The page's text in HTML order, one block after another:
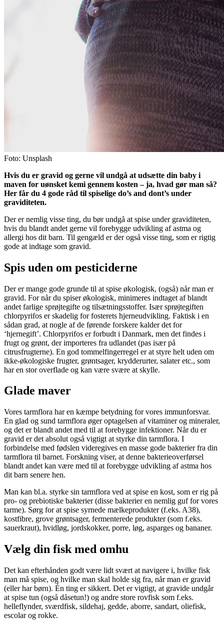
Foto: Unsplash
Hvis du er gravid og gerne vil undgå at udsætte din baby i
maven for uønsket kemi gennem kosten – ja, hvad gør man så?
Her får du 4 gode råd til spiselige do’s and dont’s under
graviditeten.
Der er nemlig visse ting, du bør undgå at spise under graviditeten,
hvis du blandt andet gerne vil forebygge udvikling af astma og
allergi hos dit barn. Til gengæld er der også visse ting, som er rigtig
gode at indtage som gravid.
Spis uden om pesticiderne
Der er mange gode grunde til at spise økologisk, (også) når man er
gravid. For når du spiser økologisk, minimeres indtaget af blandt
andet farlige sprøjtegifte og tilsætningsstoffer. Især sprøjtegiften
chlorpyrifos er skadelig for fosterets hjerneudvikling. Faktisk i en
sådan grad, at nogle af de førende forskere kalder det for
‘hjernegift’. Chlorpyrifos er forbudt i Danmark, men det findes i
frugt og grønt, der importeres fra udlandet (pas især på
citrusfrugterne). En god tommelfingerregel er at styre helt uden om
ikke-økologiske frugter, grøntsager, krydderurter, salater etc., som
har en stor overflade og kan være svære at skylle.
Glade maver
Vores tarmflora har en kæmpe betydning for vores immunforsvar.
En glad og sund tarmflora øger optagelsen af vitaminer og mineraler,
og det er blandt andet med til at forebygge infektioner. Når du er
gravid er det absolut også vigtigt at styrke din tarmflora. I
forbindelse med fødslen videregives en masse gode bakterier fra din
tarmflora til barnet. Forskning viser, at denne bakterieoverførsel
blandt andet kan være med til at forebygge udvikling af astma hos
dit barn senere hen.
Man kan bl.a. styrke sin tarmflora ved at spise en kost, som er rig på
pro- og prebiotiske bakterier (disse bakterier en nemlig guf for vores
tarme). Sørg for at spise syrnede mælkeprodukter (f.eks. A38),
kostfibre, grove grøntsager, fermenterede produkter (som f.eks.
sauerkraut), hvidløg, jordskokker, porre, løg, asparges og bananer.
Vælg din fisk med omhu
Det kan efterhånden godt være lidt svært at navigere i, hvilke fisk
man må spise, og hvilke man skal holde sig fra, når man er gravid
(eller har børn). Én ting er sikkert. Det er vigtigt, at gravide undgår
at spise tun (også dåsetun!) og andre store rovfisk som f.eks.
helleflynder, sværdfisk, sildehaj, gedde, aborre, sandart, oliefisk,
escolar og rokke.